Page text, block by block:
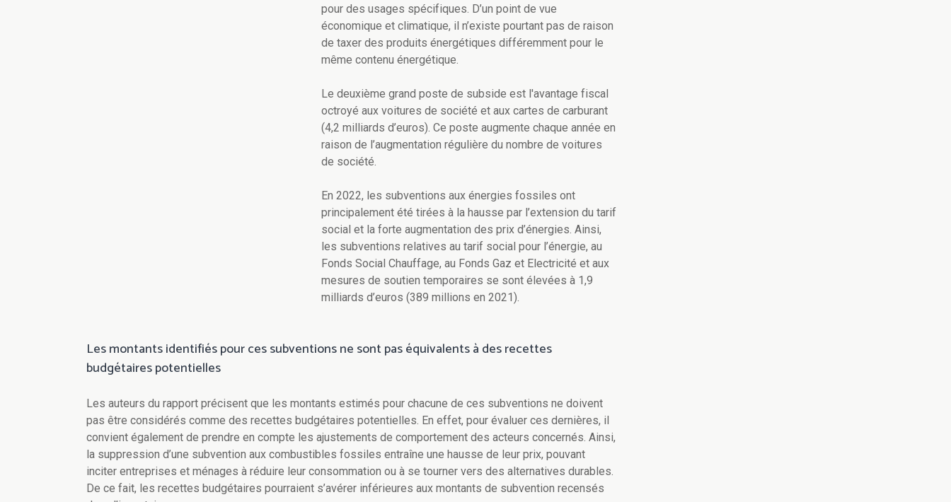
pour des usages spécifiques. D’un point de vue
économique et climatique, il n’existe pourtant pas de raison
de taxer des produits énergétiques différemment pour le
même contenu énergétique.
Le deuxième grand poste de subside est l'avantage fiscal
octroyé aux voitures de société et aux cartes de carburant
(4,2 milliards d’euros). Ce poste augmente chaque année en
raison de l’augmentation régulière du nombre de voitures
de société.
En 2022, les subventions aux énergies fossiles ont
principalement été tirées à la hausse par l’extension du tarif
social et la forte augmentation des prix d’énergies. Ainsi,
les subventions relatives au tarif social pour l’énergie, au
Fonds Social Chauffage, au Fonds Gaz et Electricité et aux
mesures de soutien temporaires se sont élevées à 1,9
milliards d’euros (389 millions en 2021).
Les montants identifiés pour ces subventions ne sont pas équivalents à des recettes
budgétaires potentielles
Les auteurs du rapport précisent que les montants estimés pour chacune de ces subventions ne doivent
pas être considérés comme des recettes budgétaires potentielles. En effet, pour évaluer ces dernières, il
convient également de prendre en compte les ajustements de comportement des acteurs concernés. Ainsi,
la suppression d’une subvention aux combustibles fossiles entraîne une hausse de leur prix, pouvant
inciter entreprises et ménages à réduire leur consommation ou à se tourner vers des alternatives durables.
De ce fait, les recettes budgétaires pourraient s’avérer inférieures aux montants de subvention recensés